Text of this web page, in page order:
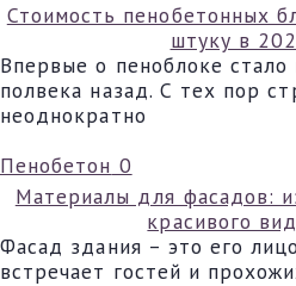
Стоимость пенобетонных
штуку в
Впервые о пеноблоке стало
полвека назад. С тех пор
неоднократно
Пенобетон 0
Материалы для фасадов:
красивого
Фасад здания – это его
встречает гостей и